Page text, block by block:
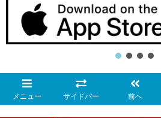
メニュー サイドバー 前へ